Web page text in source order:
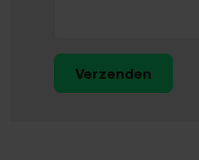
Verzenden